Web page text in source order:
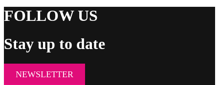
FOLLOW US
Stay up to date
NEWSLETTER